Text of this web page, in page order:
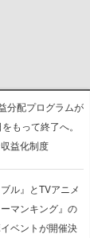
分配プログラムが
もって終了へ。
益化制度
Program」を発
ブル』とTVアニメ
ーマンキング』の
ベントが開催決